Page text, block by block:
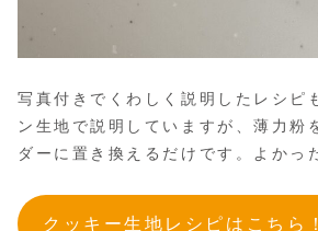
写真付きでくわしく説明したレシピ
ン生地で説明していますが、薄力粉
ダーに置き換えるだけです。よかっ
クッキー生地レシピはこちら！